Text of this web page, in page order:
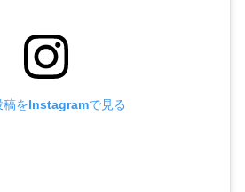
稿をInstagramで見る